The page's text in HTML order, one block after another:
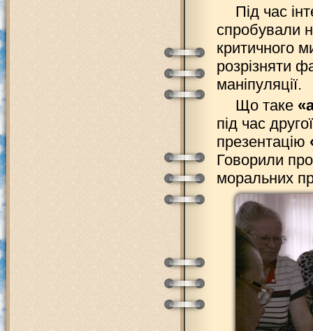
Під час
спробували
критичного
розрізняти
маніпуляції.
Що таке
під час
презентацію
Говорили
моральних